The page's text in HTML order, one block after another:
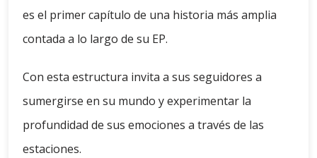
es el primer capítulo de una historia más amplia
contada a lo largo de su EP.
Con esta estructura invita a sus seguidores a
sumergirse en su mundo y experimentar la
profundidad de sus emociones a través de las
estaciones.